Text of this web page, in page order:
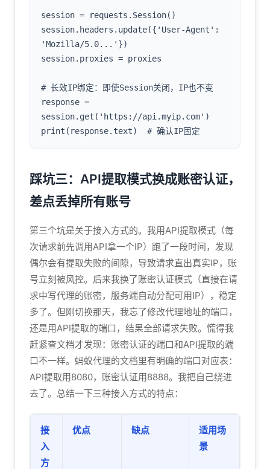
session = requests.Session()
session.headers.update({'User-Agent':
'Mozilla/5.0...'})
session.proxies = proxies
# 长效IP绑定：即使Session关闭，IP也不变
response =
session.get('https://api.myip.com')
踩坑三：API提取模式换成账密认证，
差点丢掉所有账号
第三个坑是关于接入方式的。我用API提取模式（每
次请求前先调用API拿一个IP）跑了一段时间，发现
偶尔会有提取失败的间隙，导致请求直出真实IP，账
号立刻被风控。后来我换了账密认证模式（直接在请
求中写代理的账密，服务端自动分配可用IP），稳定
多了。但刚切换那天，我忘了修改代理地址的端口，
还是用API提取的端口，结果全部请求失败。慌得我
赶紧查文档才发现：账密认证的端口和API提取的端
口不一样。蚂蚁代理的文档里有明确的端口对应表：
API提取用8080，账密认证用8888。我把自己绕进
去了。总结一下三种接入方式的特点：
接
入
方
优点 缺点
适用场
景